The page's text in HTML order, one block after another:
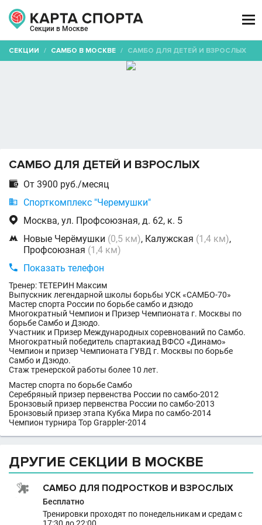
Секции в Москве

СЕКЦИИ / САМБО В МОСКВЕ / САМБО ДЛЯ ДЕТЕЙ И ВЗРОСЛЫХ
САМБО ДЛЯ ДЕТЕЙ И ВЗРОСЛЫХ
 От 3900 руб./месяц
 Спорткомплекс "Черемушки"
 Москва, ул. Профсоюзная, д. 62, к. 5
 Новые Черёмушки (0,5 км), Калужская (1,4 км),
Профсоюзная (1,4 км)
 Показать телефон
Тренер: ТЕТЕРИН Максим
Выпускник легендарной школы борьбы УСК «САМБО-70»
Мастер спорта России по борьбе самбо и дзюдо
Многократный Чемпион и Призер Чемпионата г. Москвы по
борьбе Самбо и Дзюдо.
Участник и Призер Международных соревнований по Самбо.
Многократный победитель спартакиад ВФСО «Динамо»
Чемпион и призер Чемпионата ГУВД г. Москвы по борьбе
Самбо и Дзюдо.
Стаж тренерской работы более 10 лет.
Мастер спорта по борьбе Самбо
Серебряный призер первенства России по самбо-2012
Бронзовый призер первенства России по самбо-2013
Бронзовый призер этапа Кубка Мира по самбо-2014
Чемпион турнира Top Grappler-2014
ДРУГИЕ СЕКЦИИ В МОСКВЕ
САМБО ДЛЯ ПОДРОСТКОВ И ВЗРОСЛЫХ
Бесплатно
Тренировки проходят по понедельникам и средам с